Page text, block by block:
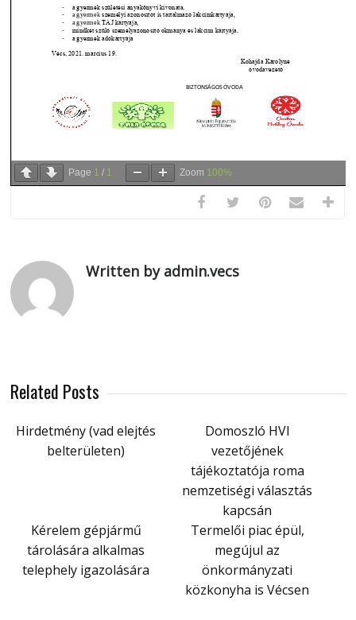
Page 1 / 1 Zoom 100%
Written by admin.vecs
Related Posts
Hirdetmény (vad elejtés
belterületen)
Domoszló HVI
vezetőjének
tájékoztatója roma
nemzetiségi választás
kapcsán
Kérelem gépjármű
tárolására alkalmas
telephely igazolására
Termelői piac épül,
megújul az
önkormányzati
közkonyha is Vécsen